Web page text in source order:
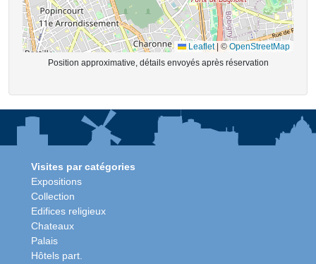
Leaflet ©OpenStreetMap
Position approximative, détails envoyés après réservation
Visites par catégories
Expositions
Collection
Edifices religieux
Chateaux
Palais
Hôtels part.